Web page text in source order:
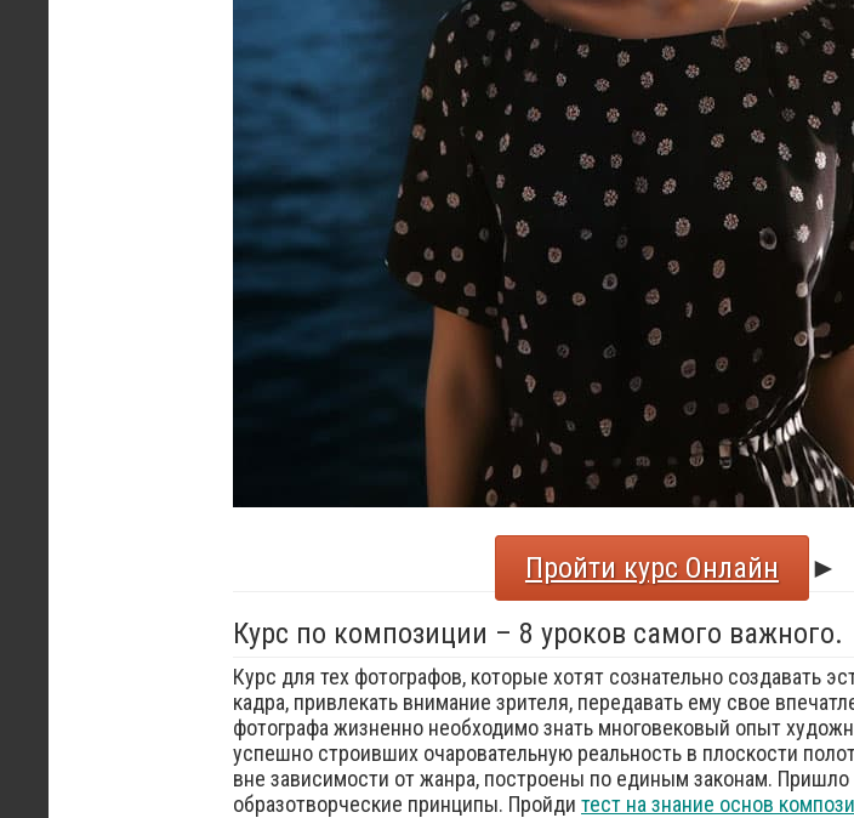
Пройти курс Онлайн
►
Курс по композиции – 8 уроков самого важного.
Курс для тех фотографов, которые хотят сознательно создавать
кадра, привлекать внимание зрителя, передавать ему свое
фотографа жизненно необходимо знать многовековый опыт
успешно строивших очаровательную реальность в плоскости
вне зависимости от жанра, построены по единым законам. Пришло
образотворческие принципы. Пройди тест на знание основ